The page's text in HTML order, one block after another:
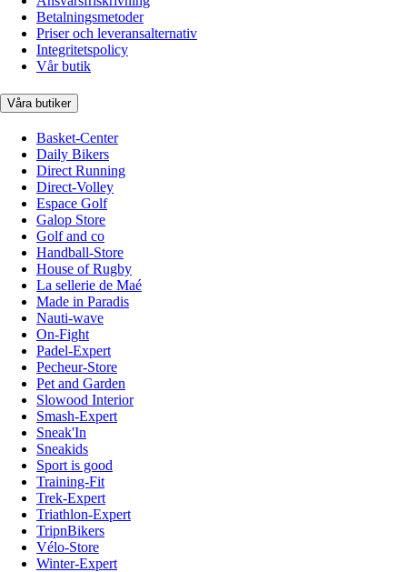
Betalningsmetoder
Priser och leveransalternativ
Integritetspolicy
Vår butik
Våra butiker
Basket-Center
Daily Bikers
Direct Running
Direct-Volley
Espace Golf
Galop Store
Golf and co
Handball-Store
House of Rugby
La sellerie de Maé
Made in Paradis
Nauti-wave
On-Fight
Padel-Expert
Pecheur-Store
Pet and Garden
Slowood Interior
Smash-Expert
Sneak'In
Sneakids
Sport is good
Training-Fit
Trek-Expert
Triathlon-Expert
TripnBikers
Vélo-Store
Winter-Expert